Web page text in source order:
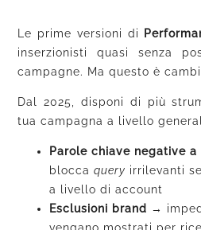
Le prime versioni di
inserzionisti quasi senza
campagne. Ma questo è
Dal 2025, disponi di più
tua campagna a livello
Parole chiave negative
bloccaquery irrilevanti
a livello di account
Esclusioni brand →